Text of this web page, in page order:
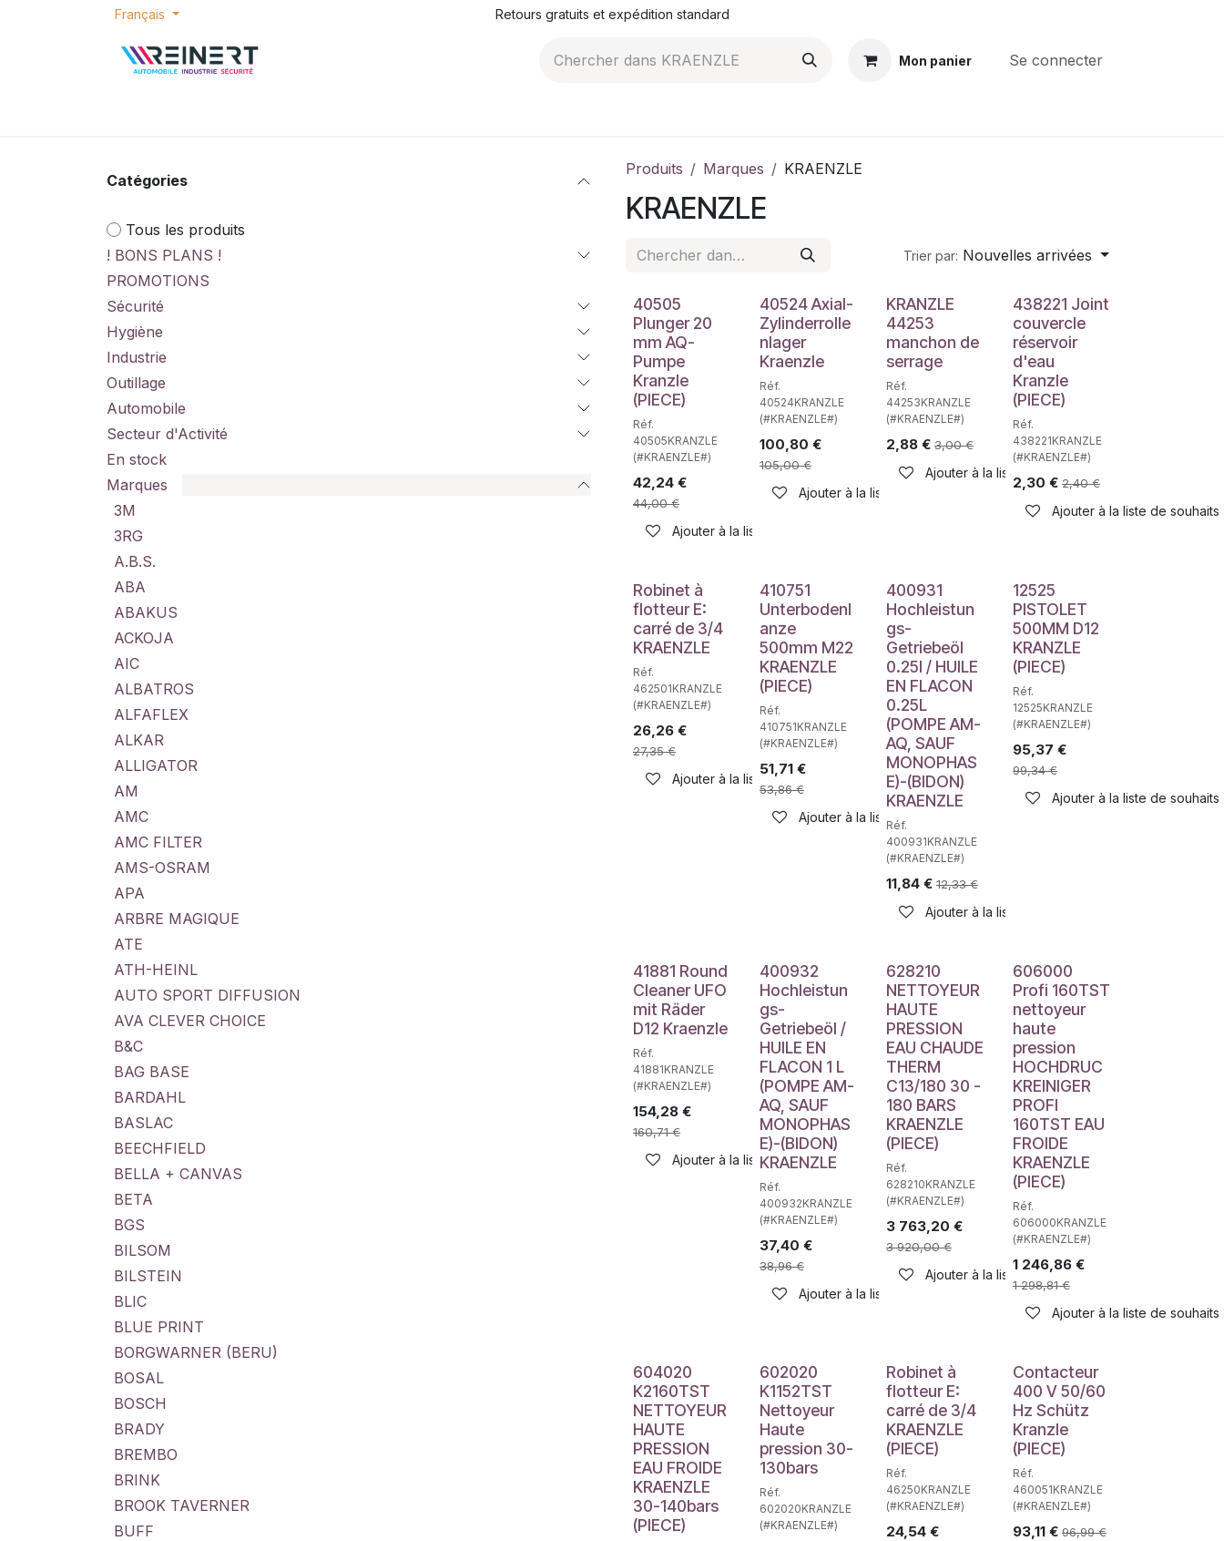
Se rendre au contenu
Français Retours gratuits et expédition standard
Mon panier Se connecter
Catégories
Tous les produits
! BONS PLANS !
PROMOTIONS
Sécurité
Hygiène
Industrie
Outillage
Automobile
Secteur d'Activité
En stock
Marques
3M
3RG
A.B.S.
ABA
ABAKUS
ACKOJA
AIC
ALBATROS
ALFAFLEX
ALKAR
ALLIGATOR
AM
AMC
AMC FILTER
AMS-OSRAM
APA
ARBRE MAGIQUE
ATE
ATH-HEINL
AUTO SPORT DIFFUSION
AVA CLEVER CHOICE
B&C
BAG BASE
BARDAHL
BASLAC
BEECHFIELD
BELLA + CANVAS
BETA
BGS
BILSOM
BILSTEIN
BLIC
BLUE PRINT
BORGWARNER (BERU)
BOSAL
BOSCH
BRADY
BREMBO
BRINK
BROOK TAVERNER
BUFF
Produits Marques KRAENZLE
KRAENZLE
Trier par: Nouvelles arrivées
40505
Plunger 20
mm AQ-
Pumpe
Kranzle
(PIECE)
Réf.
40505KRANZLE
(#KRAENZLE#)
42,24 €
44,00€
Ajouter à la liste de souhaits
40524 Axial-
Zylinderrolle
nlager
Kraenzle
Réf.
40524KRANZLE
(#KRAENZLE#)
100,80 €
105,00€
Ajouter à la liste de souhaits
KRANZLE
44253
manchon de
serrage
Réf.
44253KRANZLE
(#KRAENZLE#)
2,88€ 3,00€
Ajouter à la liste de souhaits
438221 Joint
couvercle
réservoir
d'eau
Kranzle
(PIECE)
Réf.
438221KRANZLE
(#KRAENZLE#)
2,30 € 2,40€
Ajouter à la liste de souhaits
Robinet à
flotteur E:
carré de 3/4
KRAENZLE
Réf.
462501KRANZLE
(#KRAENZLE#)
26,26 €
27,35€
Ajouter à la liste de souhaits
410751
Unterbodenl
anze
500mm M22
KRAENZLE
(PIECE)
Réf.
410751KRANZLE
(#KRAENZLE#)
51,71€
53,86€
Ajouter à la liste de souhaits
400931
Hochleistun
gs-
Getriebeöl
0.25l / HUILE
EN FLACON
0.25L
(POMPE AM-
AQ, SAUF
MONOPHAS
E)-(BIDON)
KRAENZLE
Réf.
400931KRANZLE
(#KRAENZLE#)
11,84€ 12,33€
Ajouter à la liste de souhaits
12525
PISTOLET
500MM D12
KRANZLE
(PIECE)
Réf.
12525KRANZLE
(#KRAENZLE#)
95,37 €
99,34€
Ajouter à la liste de souhaits
41881 Round
Cleaner UFO
mit Räder
D12 Kraenzle
Réf.
41881KRANZLE
(#KRAENZLE#)
154,28 €
160,71€
Ajouter à la liste de souhaits
400932
Hochleistun
gs-
Getriebeöl /
HUILE EN
FLACON 1 L
(POMPE AM-
AQ, SAUF
MONOPHAS
E)-(BIDON)
KRAENZLE
Réf.
400932KRANZLE
(#KRAENZLE#)
37,40 €
38,96€
Ajouter à la liste de souhaits
Déstockage
628210
NETTOYEUR
HAUTE
PRESSION
EAU CHAUDE
THERM
C13/180 30 -
180 BARS
KRAENZLE
(PIECE)
Réf.
628210KRANZLE
(#KRAENZLE#)
3 763,20 €
3 920,00€
Ajouter à la liste de souhaits
606000
Profi 160TST
nettoyeur
haute
pression
HOCHDRUC
KREINIGER
PROFI
160TST EAU
FROIDE
KRAENZLE
(PIECE)
Réf.
606000KRANZLE
(#KRAENZLE#)
1 246,86€
1 298,81€
Ajouter à la liste de souhaits
604020
K2160TST
NETTOYEUR
HAUTE
PRESSION
EAU FROIDE
KRAENZLE
30-140bars
(PIECE)
602020
K1152TST
Nettoyeur
Haute
pression 30-
130bars
Réf.
602020KRANZLE
(#KRAENZLE#)
Robinet à
flotteur E:
carré de 3/4
KRAENZLE
(PIECE)
Réf.
46250KRANZLE
(#KRAENZLE#)
24,54€
Contacteur
400 V 50/60
Hz Schütz
Kranzle
(PIECE)
Réf.
460051KRANZLE
(#KRAENZLE#)
93,11€ 96,99€